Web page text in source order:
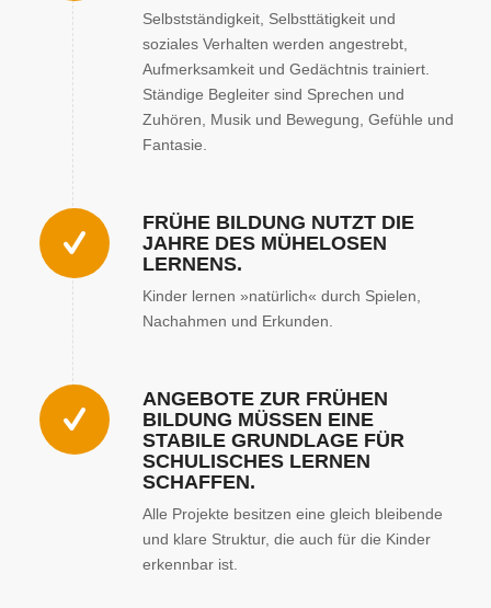
Selbstständigkeit, Selbsttätigkeit und
soziales Verhalten werden angestrebt,
Aufmerksamkeit und Gedächtnis trainiert.
Ständige Begleiter sind Sprechen und
Zuhören, Musik und Bewegung, Gefühle und
Fantasie.
FRÜHE BILDUNG NUTZT DIE
JAHRE DES MÜHELOSEN
LERNENS.
Kinder lernen »natürlich« durch Spielen,
Nachahmen und Erkunden.
ANGEBOTE ZUR FRÜHEN
BILDUNG MÜSSEN EINE
STABILE GRUNDLAGE FÜR
SCHULISCHES LERNEN
SCHAFFEN.
Alle Projekte besitzen eine gleich bleibende
und klare Struktur, die auch für die Kinder
erkennbar ist.